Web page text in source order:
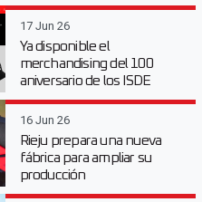
17 Jun 26
Ya disponible el
merchandising del 100
aniversario de los ISDE
16 Jun 26
Rieju prepara una nueva
fábrica para ampliar su
producción